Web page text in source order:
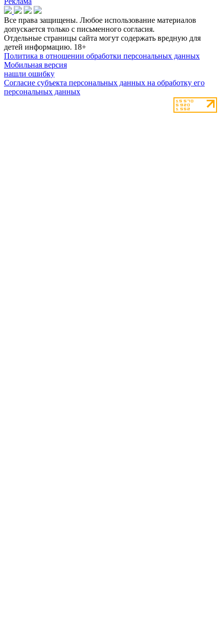
Все права защищены. Любое использование материалов
допускается только с письменного согласия.
Отдельные страницы сайта могут содержать вредную для
детей информацию. 18+
Политика в отношении обработки персональных данных
Мобильная версия
нашли ошибку
Согласие субъекта персональных данных на обработку его
персональных данных